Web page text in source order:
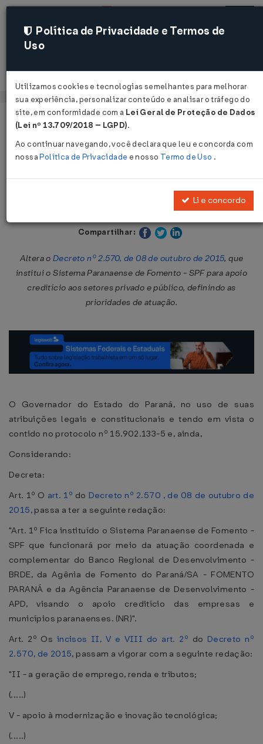
Acessar
Página Inicial Legislações
Decreto Nº 2855 DE 24/09/2019
Publicado no DOE - PR em 24 set 2019
Compartilhar:
Altera oDecreto nº 2.570, de 08 de outubro de 2015, que
institui o Sistema Paranaense de Fomento - SPF para apoio
creditício aos setores privado e público, definindo as
prioridades de atuação.
O Governador do Estado do Paraná, no uso de suas
atribuições legais e constitucionais e tendo em vista o
contido no protocolo nº 15.902.133-5 e, ainda,
Considerando:
Decreta:
Art. 1º O art. 1º do Decreto nº 2.570 , de 08 de outubro de
2015, passa a ter a seguinte redação:
"Art. 1º Fica instituído o Sistema Paranaense de Fomento -
SPF que funcionará por meio da atuação coordenada e
complementar do Banco Regional de Desenvolvimento -
BRDE, da Agênia de Fomento do Paraná/SA - FOMENTO
PARANÁ e da Agência Paranaense de Desenvolvimento -
APD, visando o apoio creditício das empresas e
municípios paranaenses. (NR)".
Art. 2º Os incisos II, V e VIII do art. 2º do Decreto nº
2.570, de 2015, passam a vigorar com a seguinte redação:
"II - a geração de emprego, renda e tributos;
(.....)
V - apoio à modernização e inovação tecnológica;
(.....)
Política de Privacidade e Termos de
Uso
Utilizamos cookies e tecnologias semelhantes para melhorar
sua experiência, personalizar conteúdo e analisar o tráfego do
site, em conformidade com a Lei Geral de Proteção de Dados
(Lei nº 13.709/2018 – LGPD).
Ao continuar navegando, você declara que leu e concorda com
nossaPolítica de Privacidade e nosso Termo de Uso .
Li e concordo